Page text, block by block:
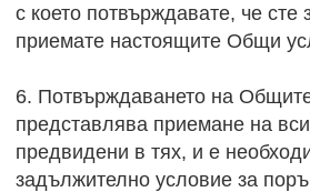
с което потвърждавате, че сте
приемате настоящите Общи
6. Потвърждаването на
представлява приемане на
предвидени в тях, и е
задължително условие за